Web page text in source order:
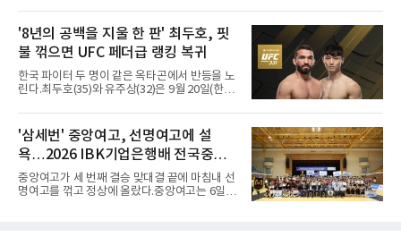
진 헤이워드 필드에서 열린 세계육상연맹(WA)
20세 이하 세계선수권 남자 포환던지기 결선에
서 20.31ｍ를 던져 2위에 올랐다. 우승자 알레산
드로 보르헤스(브라질)와는 4㎝ 차이였다.기록
의 의미는 크다. 1986년 시작된 이 대회에서 한
국이 따낸 메달은 은 1개와 동 5개뿐이다. 1992
년 이진일(800ｍ)의 은메달 이후 박재홍, 박재
7번째 메달리스트가 됐다.승부는 막판에 갈렸
다. 3차 시기에서 20.31ｍ로 선
'8년의 공백을 지울 한 판' 최두호, 핏
불 꺾으면 UFC 페더급 랭킹 복귀
한국 파이터 두 명이 같은 옥타곤에서 반등을 노
린다.최두호(35)와 유주상(32)은 9월 20일(한국
서 열리는 'UFC 331: 반 vs 판토자 2'에 출전해
각각 파트리시우 핏불(39·브라질), 마이클 애즈
웰 주니어(25·미국)와 맞선다.최두호의 목표는 8
년 만의 페더급 랭킹 재진입이다. 데뷔 후 3연속
KO승으로 11위까지 올랐던 그는 2018년 7월 순
위에서 빠졌고, 병역을 마치고 2023년 복귀한
뒤 1무에 이어 다시 3연속 KO승을 기록했다.상
'삼세번' 중앙여고, 선명여고에 설
욕…2026 IBK기업은행배 전국중고
배구대회 우승
중앙여고가 세 번째 결승 맞대결 끝에 마침내 선
명여고를 꺾고 정상에 올랐다.중앙여고는 6일